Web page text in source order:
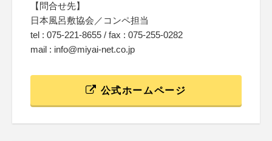
【問合せ先】
日本風呂敷協会／コンペ担当
tel : 075-221-8655 / fax : 075-255-0282
mail : info@miyai-net.co.jp
公式ホームページ